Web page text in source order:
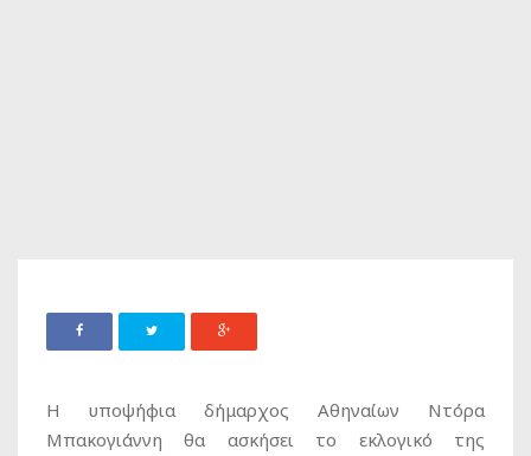
H υποψήφια δήμαρχος Αθηναίων Ντόρα
Μπακογιάννη θα ασκήσει το εκλογικό της